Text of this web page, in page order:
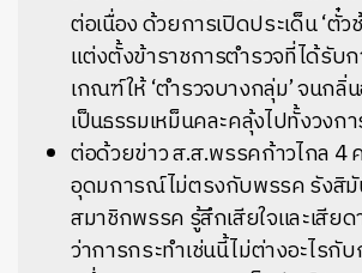
ต่อเนื่อง ด้วยการเปิดประเด็น ‘ตั๋ว
แต่งตั้งข้าราชการตำรวจที่ได้รับ
เกณฑ์ให้ ‘ตำรวจบางกลุ่ม’ จนกลิ่
เป็นธรรมเหม็นคละคลุ้งไปทั้งวงก
ต่อด้วยข่าว ส.ส.พรรคก้าวไกล 4
อุดมการณ์ไม่ตรงกับพรรค รังสิมั
สมาชิกพรรค รู้สึกเสียใจและเสีย
ว่าการกระทำเช่นนี้ไม่ต่างอะไร